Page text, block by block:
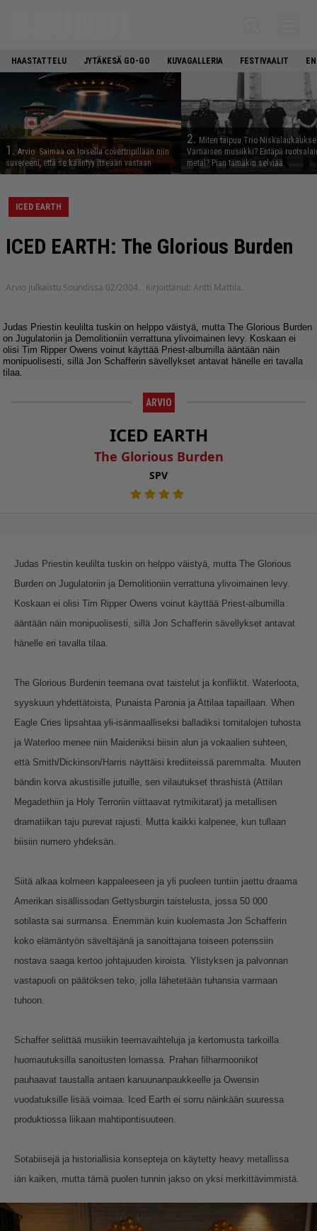
HAASTATTELU JYTÄKESÄ GO-GO KUVAGALLERIA FESTIVAALIT
1. Arvio: Saimaa on toisella covertripillään niin
suvereeni, että se kääntyy itseään vastaan
2. Miten taipuu Trio
Vartiaisen musiikki? Entäpä
metal? Pian tämäkin selviää
ICED EARTH
ICED EARTH: The Glorious Burden
Arvio julkaistu Soundissa 02/2004. Kirjoittanut: Antti Mattila.
Judas Priestin keulilta tuskin on helppo väistyä, mutta The Glorious Burden
on Jugulatoriin ja Demolitioniin verrattuna ylivoimainen levy. Koskaan ei
olisi Tim Ripper Owens voinut käyttää Priest-albumilla ääntään näin
monipuolisesti, sillä Jon Schafferin sävellykset antavat hänelle eri tavalla
tilaa.
ARVIO
ICED EARTH
The Glorious Burden
SPV
Judas Priestin keulilta tuskin on helppo väistyä, mutta The Glorious
Burden on Jugulatoriin ja Demolitioniin verrattuna ylivoimainen levy.
Koskaan ei olisi Tim Ripper Owens voinut käyttää Priest-albumilla
ääntään näin monipuolisesti, sillä Jon Schafferin sävellykset antavat
hänelle eri tavalla tilaa.
The Glorious Burdenin teemana ovat taistelut ja konfliktit. Waterloota,
syyskuun yhdettätoista, Punaista Paronia ja Attilaa tapaillaan. When
Eagle Cries lipsahtaa yli-isänmaalliseksi balladiksi tornitalojen tuhosta
ja Waterloo menee niin Maideniksi biisin alun ja vokaalien suhteen,
että Smith/Dickinson/Harris näyttäisi krediiteissä paremmalta. Muuten
bändin korva akustisille jutuille, sen vilautukset thrashistä (Attilan
Megadethiin ja Holy Terroriin viittaavat rytmikitarat) ja metallisen
dramatiikan taju purevat rajusti. Mutta kaikki kalpenee, kun tullaan
biisiin numero yhdeksän.
Siitä alkaa kolmeen kappaleeseen ja yli puoleen tuntiin jaettu draama
Amerikan sisällissodan Gettysburgin taistelusta, jossa 50 000
sotilasta sai surmansa. Enemmän kuin kuolemasta Jon Schafferin
koko elämäntyön säveltäjänä ja sanoittajana toiseen potenssiin
nostava saaga kertoo johtajuuden kiroista. Ylistyksen ja palvonnan
vastapuoli on päätöksen teko, jolla lähetetään tuhansia varmaan
tuhoon.
Schaffer selittää musiikin teemavaihteluja ja kertomusta tarkoilla
huomautuksilla sanoitusten lomassa. Prahan filharmoonikot
pauhaavat taustalla antaen kanuunanpaukkeelle ja Owensin
vuodatuksille lisää voimaa. Iced Earth ei sorru näinkään suuressa
produktiossa liikaan mahtipontisuuteen.
Sotabiisejä ja historiallisia konsepteja on käytetty heavy metallissa
iän kaiken, mutta tämä puolen tunnin jakso on yksi merkittävimmistä.